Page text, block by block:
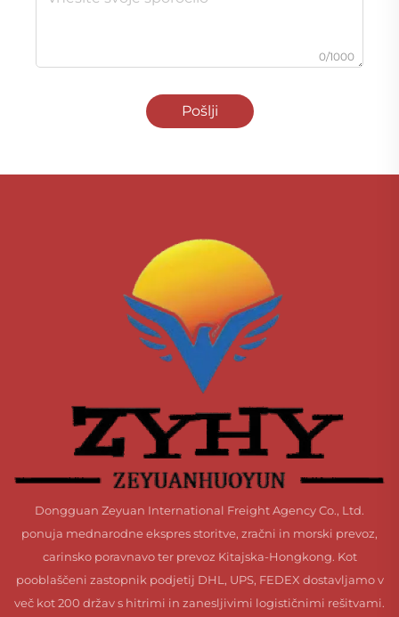
0/1000
Pošlji
Dongguan Zeyuan International Freight Agency Co., Ltd.
ponuja mednarodne ekspres storitve, zračni in morski prevoz,
carinsko poravnavo ter prevoz Kitajska-Hongkong. Kot
pooblaščeni zastopnik podjetij DHL, UPS, FEDEX dostavljamo v
več kot 200 držav s hitrimi in zanesljivimi logističnimi rešitvami.